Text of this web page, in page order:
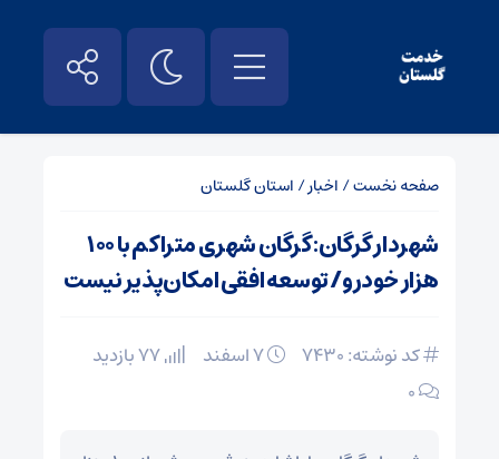
صفحه نخست/ اخبار/ استان گلستان
شهردار گرگان: گرگان شهری متراکم با ۱۰۰
هزار خودرو/ توسعه افقی امکان‌پذیر نیست
کد نوشته: 7430
۰